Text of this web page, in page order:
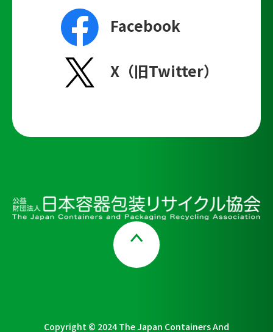
Facebook
X（旧Twitter）
Copyright © 2024 The Japan Containers And